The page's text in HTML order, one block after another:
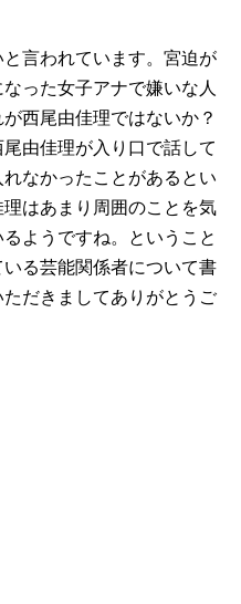
言われています。宮迫が
った女子アナで嫌いな人
西尾由佳理ではないか？
由佳理が入り口で話して
なかったことがあるとい
はあまり周囲のことを気
ようですね。ということ
る芸能関係者について書
だきましてありがとうご